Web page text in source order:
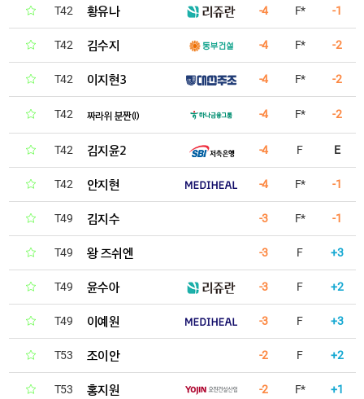
T42 황유나 -4 F* -1
T42 김수지 -4 F* -2
T42 이지현3 -4 F* -2
T42 짜라위 분짠(I) -4 F* -2
T42 김지윤2 -4 F E
T42 안지현 -4 F* -1
T49 김지수 -3 F* -1
T49 왕 즈쉬엔 -3 F +3
T49 윤수아 -3 F +2
T49 이예원 -3 F +3
T53 조이안 -2 F +2
T53 홍지원 -2 F* +1